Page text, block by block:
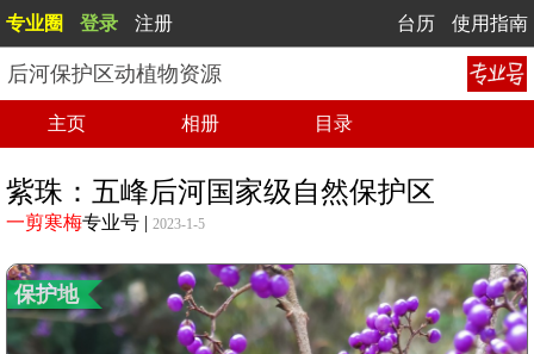
专业圈 登录 注册 台历 使用指南
后河保护区动植物资源
主页 相册 目录
紫珠：五峰后河国家级自然保护区
一剪寒梅专业号 | 2023-1-5